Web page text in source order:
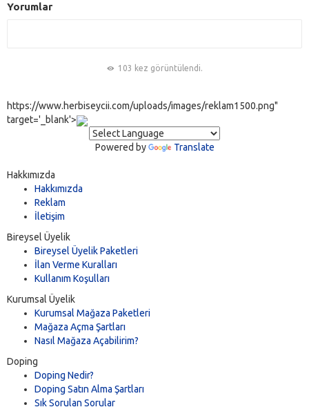
Yorumlar
103 kez görüntülendi.
https://www.herbiseycii.com/uploads/images/reklam1500.png"
target='_blank'>
Powered by Translate
Hakkımızda
Hakkımızda
Reklam
İletişim
Bireysel Üyelik
Bireysel Üyelik Paketleri
İlan Verme Kuralları
Kullanım Koşulları
Kurumsal Üyelik
Kurumsal Mağaza Paketleri
Mağaza Açma Şartları
Nasıl Mağaza Açabilirim?
Doping
Doping Nedir?
Doping Satın Alma Şartları
Sık Sorulan Sorular